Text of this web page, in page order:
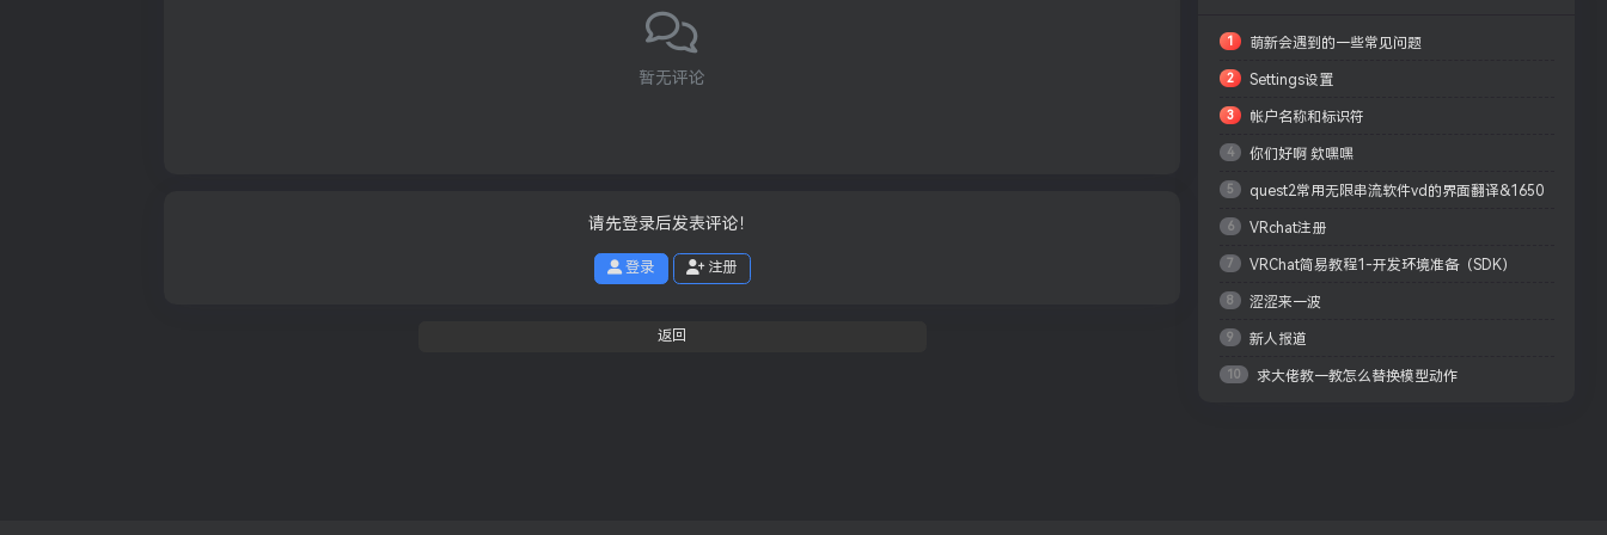
暂无评论
请先登录后发表评论！
登录 注册
返回
1 萌新会遇到的一些常见问题
2 Settings设置
3 帐户名称和标识符
4 你们好啊 欸嘿嘿
5 quest2常用无限串流软件vd的界面翻译&1650
VR建议参数配置
6 VRchat注册
7 VRChat简易教程1-开发环境准备（SDK）
8 涩涩来一波
9 新人报道
10 求大佬教一教怎么替换模型动作